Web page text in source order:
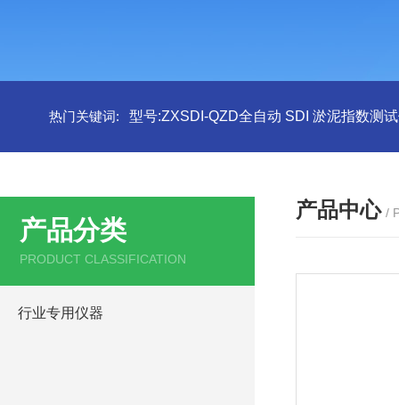
热门关键词: 型号:ZXSDI-QZD全自动 SDI 淤泥指数测
产品分类
PRODUCT CLASSIFICATION
行业专用仪器
产品中心 /